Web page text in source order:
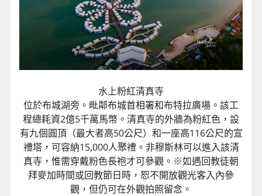
水上粉紅清真寺
位於布城湖旁。毗鄰布城首相署和布特拉廣場。該工
程總耗資2億5千萬馬幣。清真寺的外牆為粉紅色，設
有九個圓頂（最大者高50公尺）和一座高116公尺的宣
禮塔，可容納15,000人聚禮。非穆斯林可以進入該清
真寺，惟需穿戴粉色長袍才可參觀。※如遇回教徒朝
拜麥加時間或回教節日時，恕不開放觀光客入內參
觀，但仍可在外觀拍照留念。